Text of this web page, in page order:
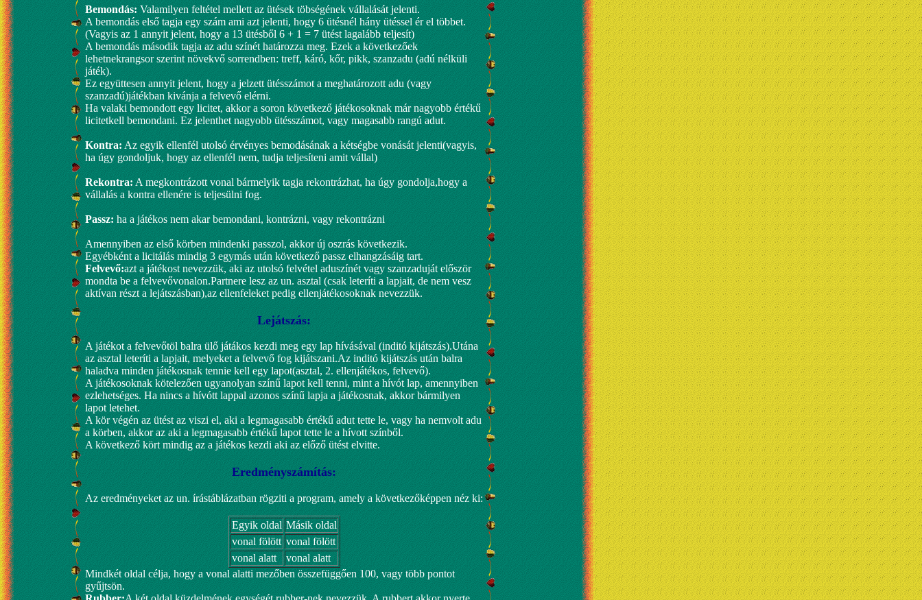
Bemondás: Valamilyen feltétel mellett az ütések töbségének vállalását jelenti.
A bemondás első tagja egy szám ami azt jelenti, hogy 6 ütésnél hány ütéssel ér el többet.
(Vagyis az 1 annyit jelent, hogy a 13 ütésből 6 + 1 = 7 ütést lagalább teljesít)
A bemondás második tagja az adu színét határozza meg. Ezek a következőek
lehetnekrangsor szerint növekvő sorrendben: treff, káró, kőr, pikk, szanzadu (adú nélküli
játék).
Ez együttesen annyit jelent, hogy a jelzett ütésszámot a meghatározott adu (vagy
szanzadú)játékban kivánja a felvevő elérni.
Ha valaki bemondott egy licitet, akkor a soron következő játékosoknak már nagyobb értékű
licitetkell bemondani. Ez jelenthet nagyobb ütésszámot, vagy magasabb rangú adut.
Kontra: Az egyik ellenfél utolsó érvényes bemodásának a kétségbe vonását jelenti(vagyis,
ha úgy gondoljuk, hogy az ellenfél nem, tudja teljesíteni amit vállal)
Rekontra: A megkontrázott vonal bármelyik tagja rekontrázhat, ha úgy gondolja,hogy a
vállalás a kontra ellenére is teljesülni fog.
Passz: ha a játékos nem akar bemondani, kontrázni, vagy rekontrázni
Amennyiben az első körben mindenki passzol, akkor új oszrás következik.
Egyébként a licitálás mindig 3 egymás után következő passz elhangzásáig tart.
Felvevő:azt a játékost nevezzük, aki az utolsó felvétel aduszínét vagy szanzaduját először
mondta be a felvevővonalon.Partnere lesz az un. asztal (csak leteríti a lapjait, de nem vesz
aktívan részt a lejátszásban),az ellenfeleket pedig ellenjátékosoknak nevezzük.
Lejátszás:
A játékot a felvevőtöl balra ülő játákos kezdi meg egy lap hívásával (inditó kijátszás).Utána
az asztal leteríti a lapjait, melyeket a felvevő fog kijátszani.Az inditó kijátszás után balra
haladva minden játékosnak tennie kell egy lapot(asztal, 2. ellenjátékos, felvevő).
A játékosoknak kötelezően ugyanolyan színű lapot kell tenni, mint a hívót lap, amennyiben
ezlehetséges. Ha nincs a hívótt lappal azonos színű lapja a játékosnak, akkor bármilyen
lapot letehet.
A kör végén az ütést az viszi el, aki a legmagasabb értékű adut tette le, vagy ha nemvolt adu
a körben, akkor az aki a legmagasabb értékű lapot tette le a hívott színből.
A következő kört mindig az a játékos kezdi aki az előző ütést elvitte.
Eredményszámítás:
Az eredményeket az un. írástáblázatban rögziti a program, amely a következőképpen néz ki:
Egyik oldal Másik oldal
vonal fölött vonal fölött
vonal alatt
vonal alatt
Mindkét oldal célja, hogy a vonal alatti mezőben összefüggően 100, vagy több pontot
gyűjtsön.